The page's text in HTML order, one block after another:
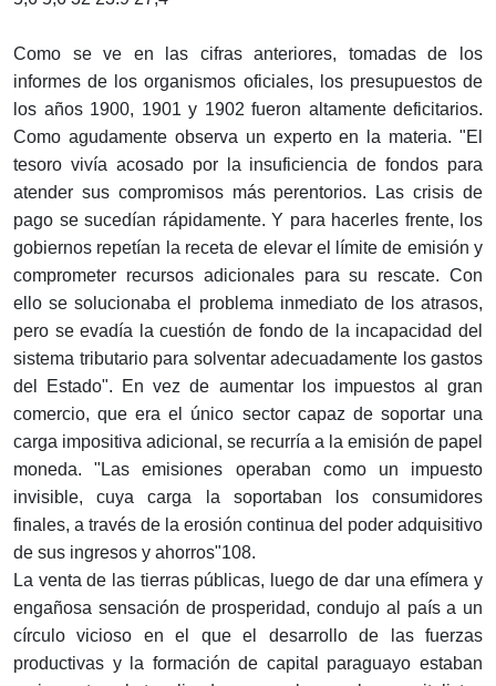
Como se ve en las cifras anteriores, tomadas de los
informes de los organismos oficiales, los presupuestos de
los años 1900, 1901 y 1902 fueron altamente deficitarios.
Como agudamente observa un experto en la materia. "El
tesoro vivía acosado por la insuficiencia de fondos para
atender sus compromisos más perentorios. Las crisis de
pago se sucedían rápidamente. Y para hacerles frente, los
gobiernos repetían la receta de elevar el límite de emisión y
comprometer recursos adicionales para su rescate. Con
ello se solucionaba el problema inmediato de los atrasos,
pero se evadía la cuestión de fondo de la incapacidad del
sistema tributario para solventar adecuadamente los gastos
del Estado". En vez de aumentar los impuestos al gran
comercio, que era el único sector capaz de soportar una
carga impositiva adicional, se recurría a la emisión de papel
moneda. "Las emisiones operaban como un impuesto
invisible, cuya carga la soportaban los consumidores
finales, a través de la erosión continua del poder adquisitivo
de sus ingresos y ahorros"108.
La venta de las tierras públicas, luego de dar una efímera y
engañosa sensación de prosperidad, condujo al país a un
círculo vicioso en el que el desarrollo de las fuerzas
productivas y la formación de capital paraguayo estaban